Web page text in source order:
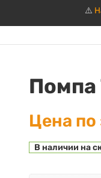
⚠️
Помпа
Цена по
В наличии на